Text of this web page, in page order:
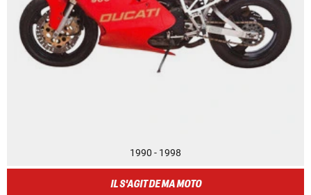
1990 - 1998
IL S'AGIT DE MA MOTO